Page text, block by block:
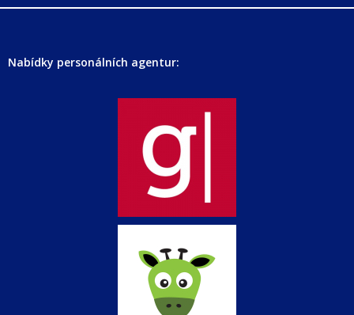
Nabídky personálních agentur: